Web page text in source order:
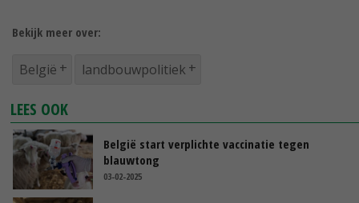
Bekijk meer over:
België landbouwpolitiek
LEES OOK
België start verplichte vaccinatie tegen
blauwtong
03-02-2025